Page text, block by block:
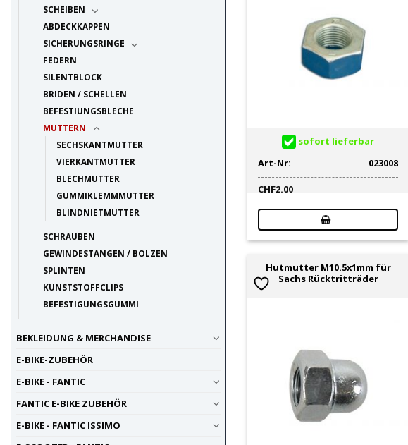
SCHEIBEN
ABDECKKAPPEN
SICHERUNGSRINGE
FEDERN
SILENTBLOCK
BRIDEN / SCHELLEN
BEFESTIUNGSBLECHE
MUTTERN
SECHSKANTMUTTER
VIERKANTMUTTER
BLECHMUTTER
GUMMIKLEMMMUTTER
BLINDNIETMUTTER
SCHRAUBEN
GEWINDESTANGEN / BOLZEN
SPLINTEN
KUNSTSTOFFCLIPS
BEFESTIGUNGSGUMMI
BEKLEIDUNG & MERCHANDISE
E-BIKE-ZUBEHÖR
E-BIKE - FANTIC
FANTIC E-BIKE ZUBEHÖR
E-BIKE - FANTIC ISSIMO
sofort lieferbar
Art-Nr:
023008
CHF2.00
Hutmutter M10.5x1mm für
Sachs Rücktritträder